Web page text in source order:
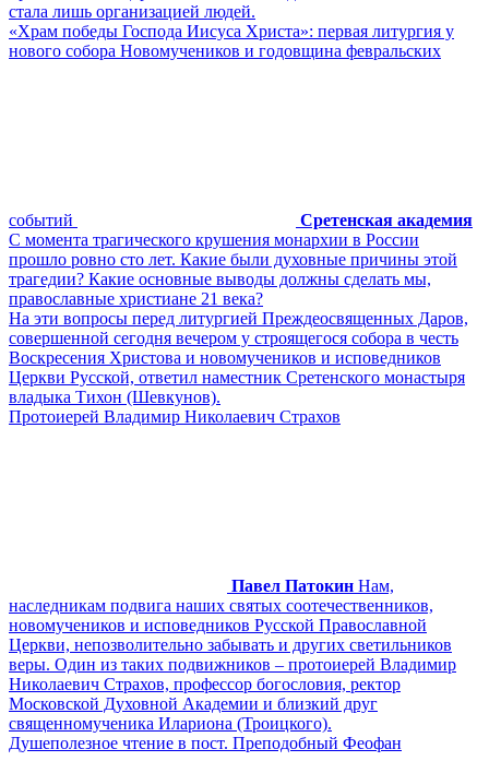
стала лишь организацией людей.
«Храм победы Господа Иисуса Христа»: первая литургия у
нового собора Новомучеников и годовщина февральских
событий
Сретенская академия
С момента трагического крушения монархии в России
прошло ровно сто лет. Какие были духовные причины этой
трагедии? Какие основные выводы должны сделать мы,
православные христиане 21 века?
На эти вопросы перед литургией Преждеосвященных Даров,
совершенной сегодня вечером у строящегося собора в честь
Воскресения Христова и новомучеников и исповедников
Церкви Русской, ответил наместник Сретенского монастыря
владыка Тихон (Шевкунов).
Протоиерей Владимир Николаевич Страхов
Павел Патокин Нам,
наследникам подвига наших святых соотечественников,
новомучеников и исповедников Русской Православной
Церкви, непозволительно забывать и других светильников
веры. Один из таких подвижников – протоиерей Владимир
Николаевич Страхов, профессор богословия, ректор
Московской Духовной Академии и близкий друг
священномученика Илариона (Троицкого).
Душеполезное чтение в пост. Преподобный Феофан